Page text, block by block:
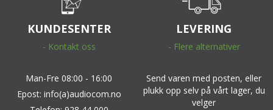
KUNDESENTER
- Kontakt oss
Man-Fre 08:00 - 16:00
Epost: info(a)audiocom.no
LEVERING
- Flere alternativer
Send varen med posten, eller
plukk opp selv på vårt lager, du
velger